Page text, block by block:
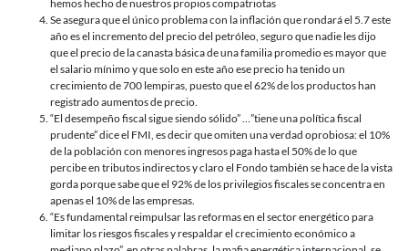
hemos hecho de nuestros propios compatriotas
Se asegura que el único problema con la inflación que rondará el 5.7 este
año es el incremento del precio del petróleo, seguro que nadie les dijo
que el precio de la canasta básica de una familia promedio es mayor que
el salario mínimo y que solo en este año ese precio ha tenido un
crecimiento de 700 lempiras, puesto que el 62% de los productos han
registrado aumentos de precio.
“El desempeño fiscal sigue siendo sólido” …”tiene una política fiscal
prudente” dice el FMI, es decir que omiten una verdad oprobiosa: el 10%
de la población con menores ingresos paga hasta el 50% de lo que
percibe en tributos indirectos y claro el Fondo también se hace de la vista
gorda porque sabe que el 92% de los privilegios fiscales se concentra en
apenas el 10% de las empresas.
“Es fundamental reimpulsar las reformas en el sector energético para
limitar los riesgos fiscales y respaldar el crecimiento económico a